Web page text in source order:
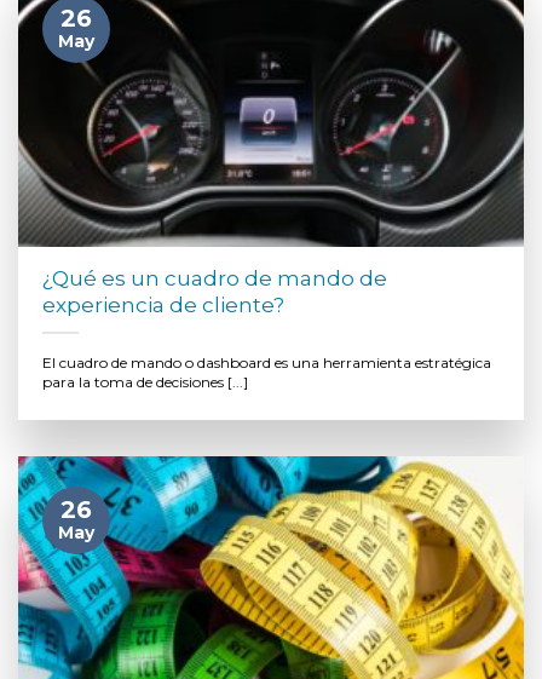
¿Qué es un cuadro de mando de
experiencia de cliente?
El cuadro de mando o dashboard es una herramienta estratégica
para la toma de decisiones [...]
26
May
26
May